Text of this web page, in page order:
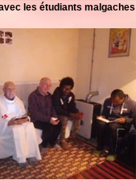
les étudiants malgaches